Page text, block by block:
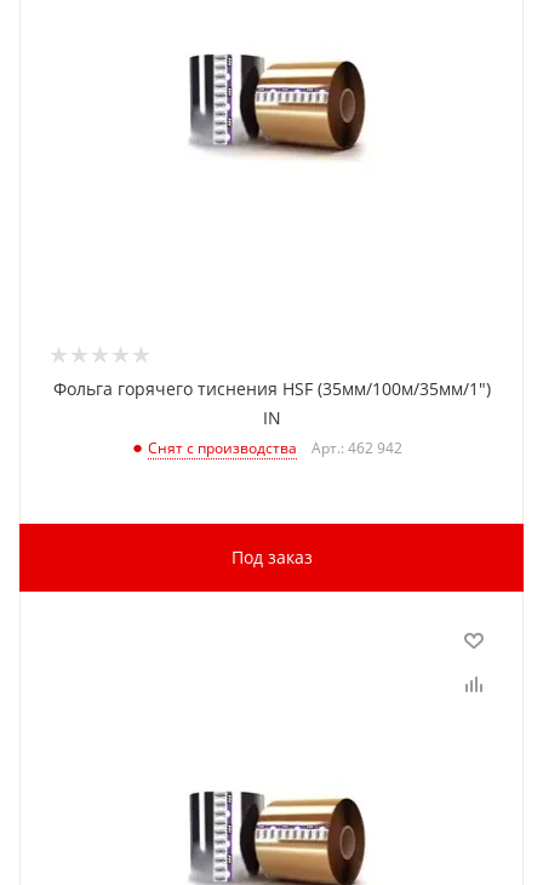
Фольга горячего тиснения HSF (35мм/100м/35мм/1")
IN
Снят с производства Арт.: 462 942
Под заказ